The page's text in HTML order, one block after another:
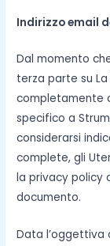
Indirizzo email
Dal momento
terza parte su
completamente
specifico a
considerarsi
complete, gli
la privacy policy
documento.
Data l’oggettiva